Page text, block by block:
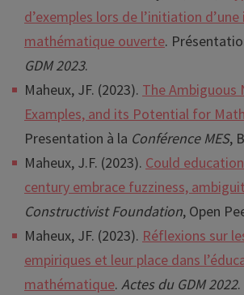
d’exemples lors de l’initiation
mathématique ouverte.
GDM 2023.
Maheux, JF. (2023). The Ambiguous
Examples, and its Potential for
Presentation à la Conférence MES,
Maheux, J.F. (2023). Could
century embrace fuzziness,
Constructivist Foundation, Open
Maheux, JF. (2023). Réflexions sur
empiriques et leur place dans
mathématique. Actes du GDM 2022.